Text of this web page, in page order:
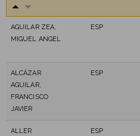
AGUILAR ZEA,
MIGUEL ANGEL
ESP
ALCÁZAR
AGUILAR,
FRANCISCO
JAVIER
ESP
ALLER
ESP